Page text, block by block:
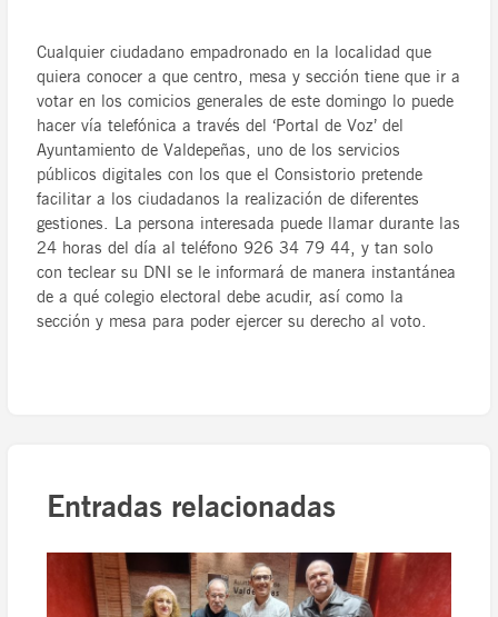
Cualquier ciudadano empadronado en la localidad que
quiera conocer a que centro, mesa y sección tiene que ir a
votar en los comicios generales de este domingo lo puede
hacer vía telefónica a través del ‘Portal de Voz’ del
Ayuntamiento de Valdepeñas, uno de los servicios
públicos digitales con los que el Consistorio pretende
facilitar a los ciudadanos la realización de diferentes
gestiones. La persona interesada puede llamar durante las
24 horas del día al teléfono 926 34 79 44, y tan solo
con teclear su DNI se le informará de manera instantánea
de a qué colegio electoral debe acudir, así como la
sección y mesa para poder ejercer su derecho al voto.
Entradas relacionadas